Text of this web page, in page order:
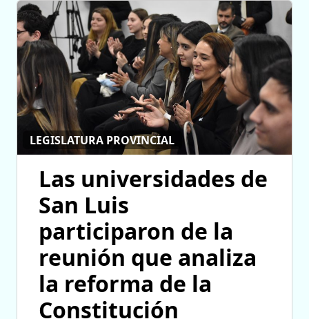
LEGISLATURA PROVINCIAL
Las universidades de
San Luis
participaron de la
reunión que analiza
la reforma de la
Constitución